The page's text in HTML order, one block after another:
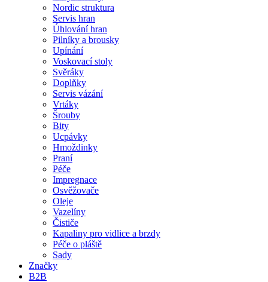
Nordic struktura
Servis hran
Úhlování hran
Pilníky a brousky
Upínání
Voskovací stoly
Svěráky
Doplňky
Servis vázání
Vrtáky
Šrouby
Bity
Ucpávky
Hmoždinky
Praní
Péče
Impregnace
Osvěžovače
Oleje
Vazelíny
Čističe
Kapaliny pro vidlice a brzdy
Péče o pláště
Sady
Značky
B2B